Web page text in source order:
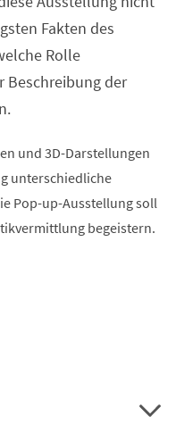
Fakten des
Rolle
Beschreibung der
und 3D-Darstellungen
unterschiedliche
Pop-up-Ausstellung soll
begeistern.